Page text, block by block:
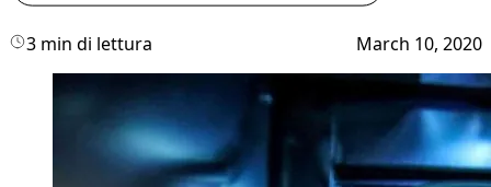
3 min di lettura March 10, 2020